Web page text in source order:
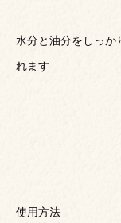
水分と油分をしっか
れます
使用方法